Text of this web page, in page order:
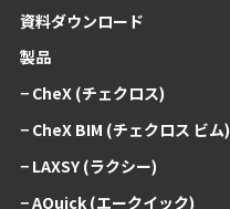
資料ダウンロード
製品
− CheX (チェクロス)
− CheX BIM (チェクロス ビム)
− LAXSY (ラクシー)
− AQuick (エークイック)